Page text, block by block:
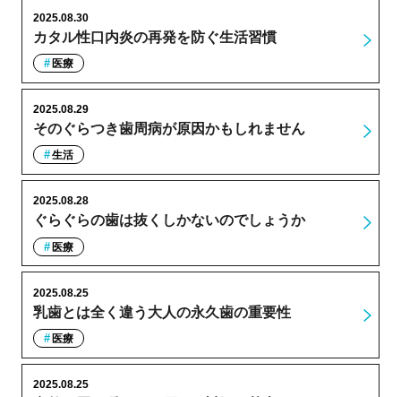
カタル性口内炎の再発を防ぐ生活習慣
2025.08.30
医療
そのぐらつき歯周病が原因かもしれません
2025.08.29
生活
ぐらぐらの歯は抜くしかないのでしょうか
2025.08.28
医療
乳歯とは全く違う大人の永久歯の重要性
2025.08.25
医療
2025.08.25